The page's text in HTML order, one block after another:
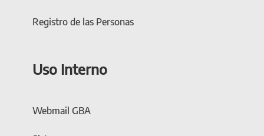
Registro de las Personas
Uso Interno
Webmail GBA